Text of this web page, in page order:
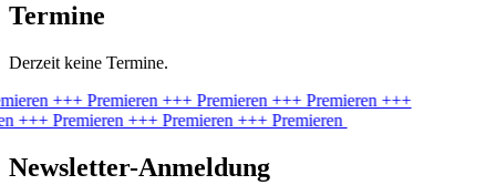
Termine
Derzeit keine Termine.
+++ Premieren +++ Premieren +++ Premieren +++
+++ Premieren +++ Premieren +++ Premieren
Newsletter-Anmeldung